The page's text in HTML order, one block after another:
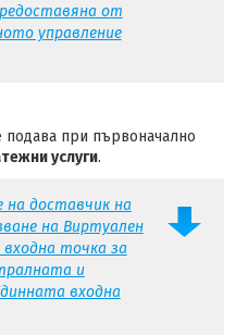
от
управление
при първоначално
услуги.
на доставчик на
на Виртуален
точка за
и
входна